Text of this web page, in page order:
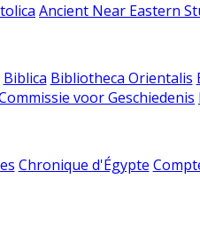
Ancient Near Eastern
Biblica Bibliotheca Orientalis
voor Geschiedenis
Chronique d'Égypte